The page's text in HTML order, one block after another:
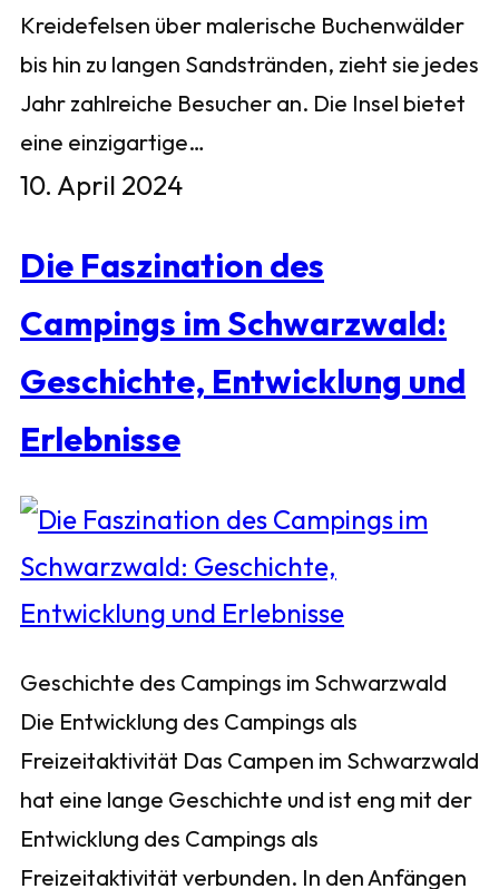
Kreidefelsen über malerische Buchenwälder
bis hin zu langen Sandstränden, zieht sie jedes
Jahr zahlreiche Besucher an. Die Insel bietet
eine einzigartige…
10. April 2024
Die Faszination des
Campings im Schwarzwald:
Geschichte, Entwicklung und
Erlebnisse
Geschichte des Campings im Schwarzwald
Die Entwicklung des Campings als
Freizeitaktivität Das Campen im Schwarzwald
hat eine lange Geschichte und ist eng mit der
Entwicklung des Campings als
Freizeitaktivität verbunden. In den Anfängen